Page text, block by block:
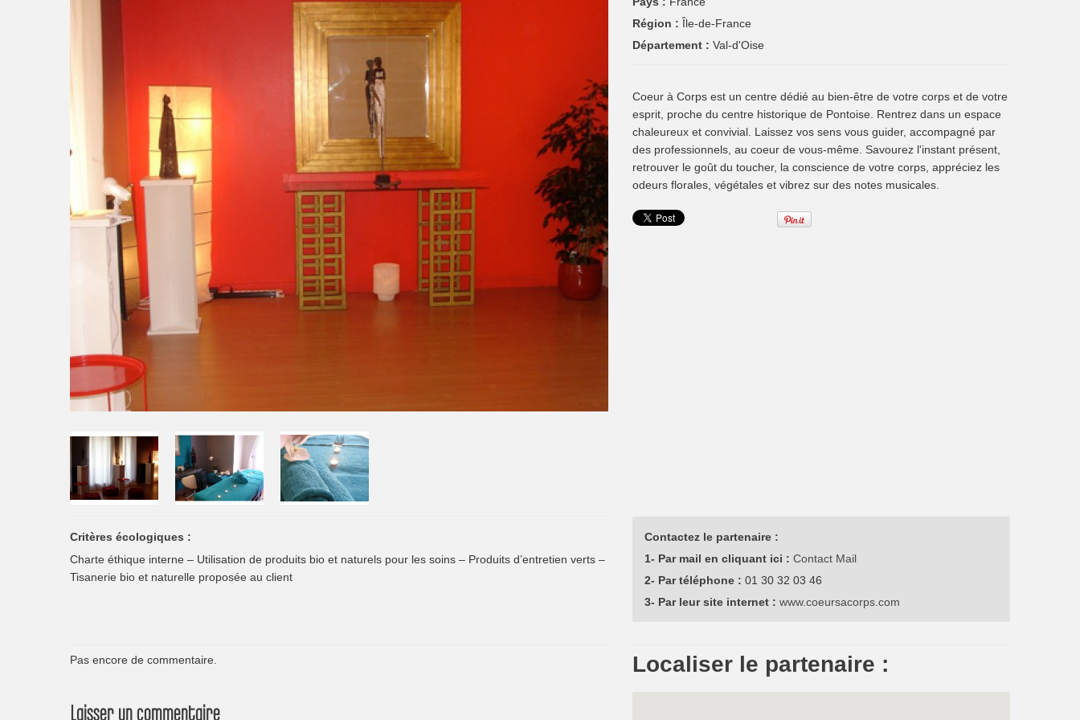
Région : Île-de-France
Département : Val-d'Oise
Coeur à Corps est un centre dédié au bien-être de votre corps et de votre
esprit, proche du centre historique de Pontoise. Rentrez dans un espace
chaleureux et convivial. Laissez vos sens vous guider, accompagné par
des professionnels, au coeur de vous-même. Savourez l'instant présent,
retrouver le goût du toucher, la conscience de votre corps, appréciez les
odeurs florales, végétales et vibrez sur des notes musicales.
Critères écologiques :
Charte éthique interne – Utilisation de produits bio et naturels pour les soins – Produits d’entretien verts –
Tisanerie bio et naturelle proposée au client
Contactez le partenaire :
1- Par mail en cliquant ici : Contact Mail
2- Par téléphone : 01 30 32 03 46
3- Par leur site internet : www.coeursacorps.com
Pas encore de commentaire.
Laisser un commentaire
Localiser le partenaire :